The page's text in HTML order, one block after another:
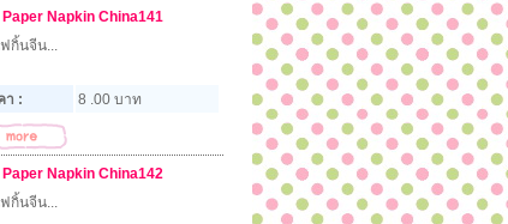
Paper Napkin China141
กิ้นจีน...
า : 8 .00 บาท
Paper Napkin China142
กิ้นจีน...